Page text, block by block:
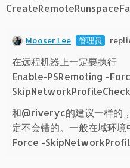
Mooser Lee 管理员
在远程机器上一定要执行
Enable-PSRemoting -
SkipNetworkProfileCheck
和@riveryc的建议一样的
定不会错的。一般在域环
Force -